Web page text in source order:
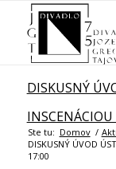
DISKUSNÝ
Ste tu: Domov /
DISKUSNÝ ÚVOD
17:00